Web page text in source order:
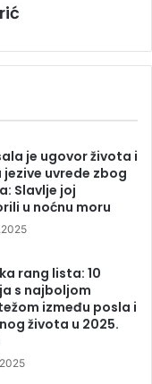
je ugovor života i
uvrede zbog
Slavlje joj
u noćnu moru
rang lista: 10
s najboljom
između posla i
života u 2025.